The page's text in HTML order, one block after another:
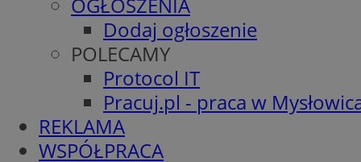
Dodaj ogłoszenie
POLECAMY
Protocol IT
Pracuj.pl - praca w
REKLAMA
WSPÓŁPRACA